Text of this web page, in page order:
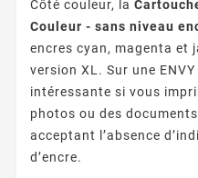
Côté couleur, la
Couleur - sans niveau
encres cyan, magenta et
version XL. Sur une
intéressante si vous
photos ou des
acceptant l’absence
d’encre.